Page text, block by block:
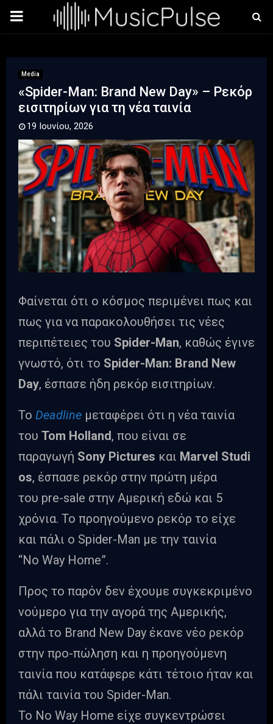
PRIMARY
Media
«Spider-Man: Brand New Day» – Ρεκόρ
εισιτηρίων για τη νέα ταινία
19 Ιουνίου, 2026
Φαίνεται ότι ο κόσμος περιμένει πως και
πως για να παρακολουθήσει τις νέες
περιπέτειες του Spider-Man, καθώς έγινε
γνωστό, ότι το Spider-Man: Brand New
Day, έσπασε ήδη ρεκόρ εισιτηρίων.
Το Deadline μεταφέρει ότι η νέα ταινία
του Tom Holland, που είναι σε
παραγωγή Sony Pictures και Marvel Studi
os, έσπασε ρεκόρ στην πρώτη μέρα
του pre-sale στην Αμερική εδώ και 5
χρόνια. Το προηγούμενο ρεκόρ το είχε
και πάλι ο Spider-Man με την ταινία
“No Way Home”.
Προς το παρόν δεν έχουμε συγκεκριμένο
νούμερο για την αγορά της Αμερικής,
αλλά το Brand New Day έκανε νέο ρεκόρ
στην προ-πώληση και η προηγούμενη
ταινία που κατάφερε κάτι τέτοιο ήταν και
πάλι ταινία του Spider-Man.
Το No Way Home είχε συγκεντρώσει